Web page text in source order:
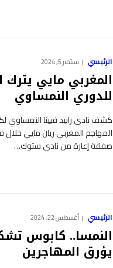
الرئيسي سبتمبر 5, 2024
المغربي مايي
للدوري النمساوي
كشف نادي رابيد فيينا
المهاجم المغربي ريان مايي خلال
صفقة إعارة من نادي ستوك…
الرئيسي أغسطس 22, 2024
النمسا.. كابوس
يؤرق المهاجرين